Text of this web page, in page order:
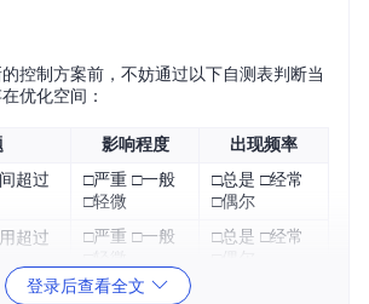
控制方案前，不妨通过以下自测表判断当
优化空间：
影响程度
出现频率
超过
□严重 □一般
□轻微
□总是 □经常
□偶尔
超过
□严重 □一般
□总是 □经常
明显
□严重 □一般
登录后查看全文